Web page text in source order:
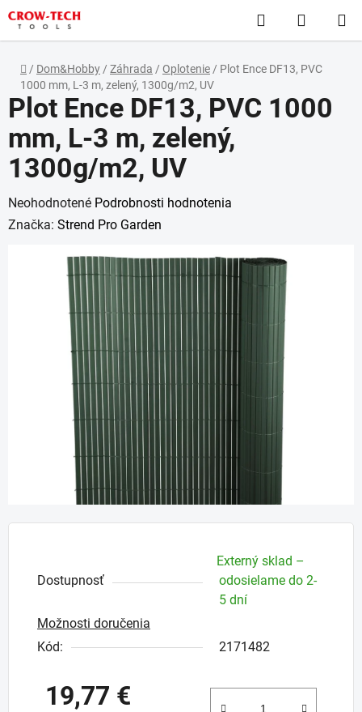
Prejsť
na
obsah
Hľadať
KOŠÍK
Domov
/ Dom&Hobby / Záhrada / Oplotenie / Plot Ence DF13, PVC
1000 mm, L-3 m, zelený, 1300g/m2, UV
Dostupnosť
Externý sklad –
odosielame do 2-
5 dní
Možnosti doručenia
Kód:
2171482
19,77 €
Plot Ence DF13, PVC 1000
mm, L-3 m, zelený,
1300g/m2, UV
Priemerné
hodnotenie
hviezdičiek.
Neohodnotené Podrobnosti hodnotenia
Značka: Strend Pro Garden